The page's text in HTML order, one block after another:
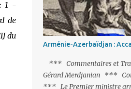
1 -
de
du
blesse, c’est sur les actions
président Erdoğan, et pour
réalisation du putsch lui-
Arménie-Azerbaïdjan :
*** Commentaires et
Gérard Merdjanian ***
*** Le Premier ministre